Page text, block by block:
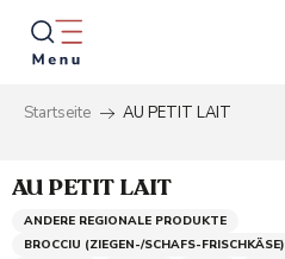
Aller
contenu
principal
Startseite AU PETIT LAIT
AU PETIT LAIT
ANDERE REGIONALE PRODUKTE
BROCCIU (ZIEGEN-/SCHAFS-FRISCHKÄSE)